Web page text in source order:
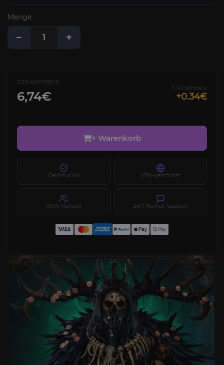
Menge
− +
GESAMTPREIS
6,74€
5 % Cashback
+0.34€
+ Warenkorb
Geld-zurück VPN-geschützt
100% Manuell 24/7 Human Support